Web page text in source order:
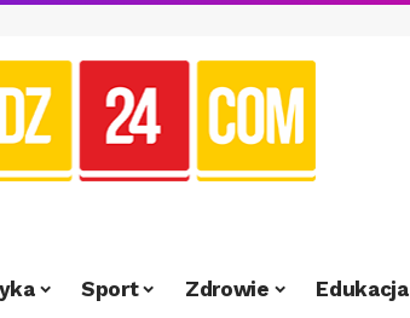
Sport Zdrowie Edukacja